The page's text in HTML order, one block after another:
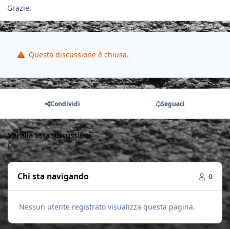
Grazie.
Questa discussione è chiusa.
Condividi Seguaci
Vai alla lista discussioni
Chi sta navigando 0
Nessun utente registrato visualizza questa pagina.